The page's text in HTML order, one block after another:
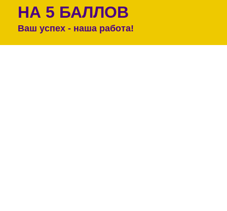
НА 5 БАЛЛОВ
Ваш успех - наша работа!